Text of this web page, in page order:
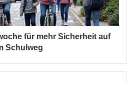
für mehr Sicherheit auf
Schulweg